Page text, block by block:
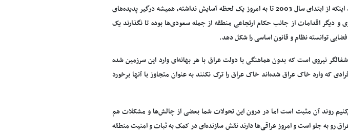
عراقی که تجربه دموکراسی آن جوان است و باوجود اینکه از ابتدای سال 2003 تا به امروز یک لحظه آسایش نداشته، همیشه درگیر پدیده‌های
و دیگر اقدامات از جانب حکام ارتجاعی منطقه از جمله سعودی‌ها بوده تا نگذارند یک
توانسته نظام و قانون اساسی را شکل دهد.
نیروی است که بدون هماهنگی با دولت عراق با هر بهانه‌ای وارد این سرزمین شده
که وارد خاک عراق شده‌اند خاک عراق را ترک نکنند به عنوان متجاوز با آنها برخورد
روند آن مثبت است اما در درون این تحولات شما بعضی از چالش‌‌ها و مشکلات هم
رو به جلو است و امروز عراقی‌ها دارند نقش سازنده‌ای در کمک به ثبات و امنیت منطقه